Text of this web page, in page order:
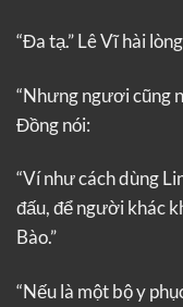
“Đa tạ.” Lê Vĩ hài
“Nhưng ngươi cũng
Đồng nói:
“Ví như cách dùng
đấu, để người khác
Bào.”
“Nếu là một bộ y